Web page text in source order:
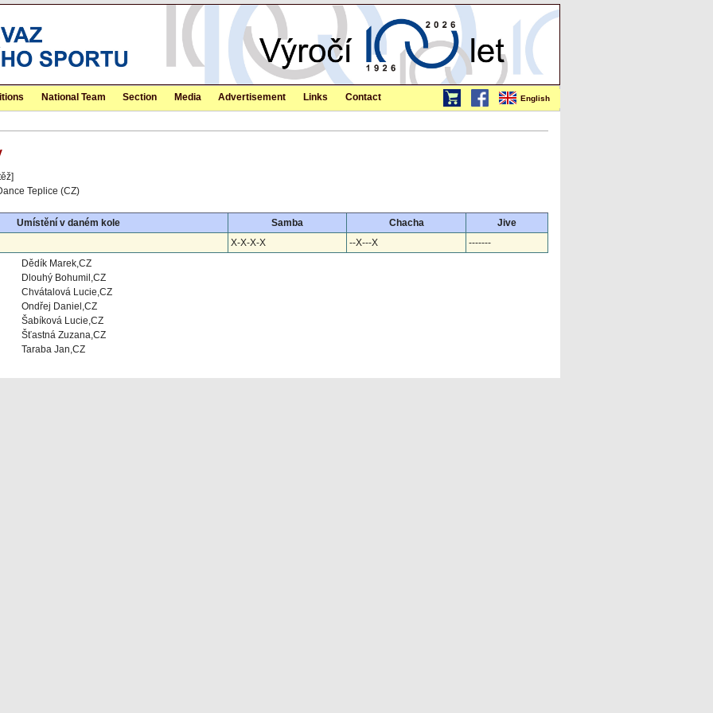
English
National Team Section Media Advertisement Links Contact
Teplice (CZ)
Umístění v daném kole Samba Chacha
Jive
X-X-X-X --X---X
-------
Dědík Marek,CZ
Dlouhý Bohumil,CZ
Chvátalová Lucie,CZ
Ondřej Daniel,CZ
Šabíková Lucie,CZ
Šťastná Zuzana,CZ
Taraba Jan,CZ